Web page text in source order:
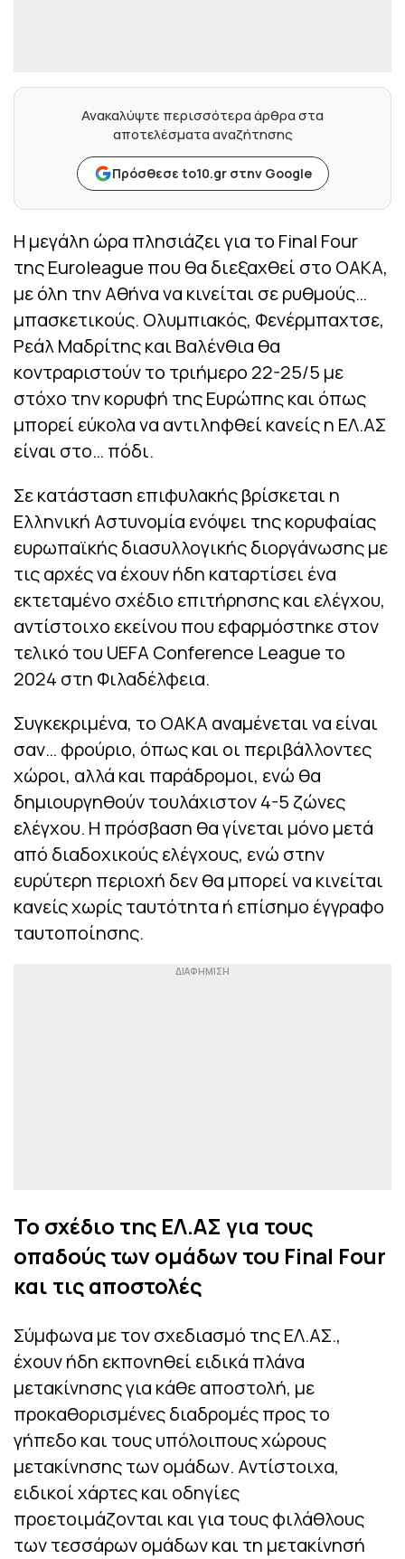
Ανακαλύψτε περισσότερα άρθρα στα
αποτελέσματα αναζήτησης
Πρόσθεσε to10.gr στην Google
Η μεγάλη ώρα πλησιάζει για το Final Four
της Euroleague που θα διεξαχθεί στο ΟΑΚΑ,
με όλη την Αθήνα να κινείται σε ρυθμούς…
μπασκετικούς. Ολυμπιακός, Φενέρμπαχτσε,
Ρεάλ Μαδρίτης και Βαλένθια θα
κοντραριστούν το τριήμερο 22-25/5 με
στόχο την κορυφή της Ευρώπης και όπως
μπορεί εύκολα να αντιληφθεί κανείς η ΕΛ.ΑΣ
είναι στο… πόδι.
Σε κατάσταση επιφυλακής βρίσκεται η
Ελληνική Αστυνομία ενόψει της κορυφαίας
ευρωπαϊκής διασυλλογικής διοργάνωσης με
τις αρχές να έχουν ήδη καταρτίσει ένα
εκτεταμένο σχέδιο επιτήρησης και ελέγχου,
αντίστοιχο εκείνου που εφαρμόστηκε στον
τελικό του UEFA Conference League το
2024 στη Φιλαδέλφεια.
Συγκεκριμένα, το ΟΑΚΑ αναμένεται να είναι
σαν… φρούριο, όπως και οι περιβάλλοντες
χώροι, αλλά και παράδρομοι, ενώ θα
δημιουργηθούν τουλάχιστον 4-5 ζώνες
ελέγχου. Η πρόσβαση θα γίνεται μόνο μετά
από διαδοχικούς ελέγχους, ενώ στην
ευρύτερη περιοχή δεν θα μπορεί να κινείται
κανείς χωρίς ταυτότητα ή επίσημο έγγραφο
ταυτοποίησης.
Το σχέδιο της ΕΛ.ΑΣ για τους
οπαδούς των ομάδων του Final Four
και τις αποστολές
Σύμφωνα με τον σχεδιασμό της ΕΛ.ΑΣ.,
έχουν ήδη εκπονηθεί ειδικά πλάνα
μετακίνησης για κάθε αποστολή, με
προκαθορισμένες διαδρομές προς το
γήπεδο και τους υπόλοιπους χώρους
μετακίνησης των ομάδων. Αντίστοιχα,
ειδικοί χάρτες και οδηγίες
προετοιμάζονται και για τους φιλάθλους
των τεσσάρων ομάδων και τη μετακίνησή